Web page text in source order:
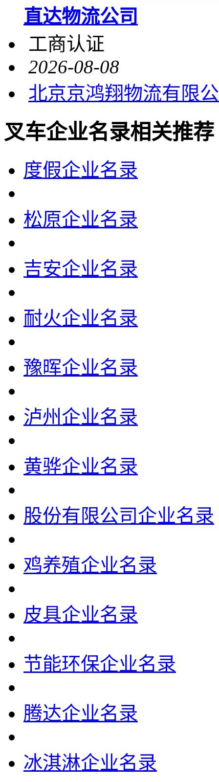
直达物流公司
工商认证
2026-08-08
北京京鸿翔物流有限
叉车企业名录相关推荐
度假企业名录
松原企业名录
吉安企业名录
耐火企业名录
豫晖企业名录
泸州企业名录
黄骅企业名录
股份有限公司企业名录
鸡养殖企业名录
皮具企业名录
节能环保企业名录
腾达企业名录
冰淇淋企业名录